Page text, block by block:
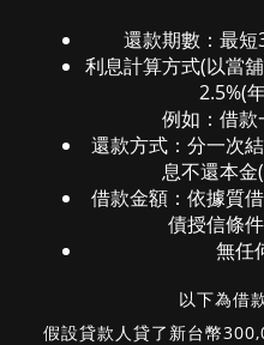
還款期數：最
利息計算方式(以當
2.5%(
例如：借
還款方式：分一次
息不還本金
借款金額：依據質
債授信條
無任
以下為借
假設貸款人貸了新台幣